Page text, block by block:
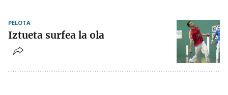
PELOTA
Iztueta surfea la ola